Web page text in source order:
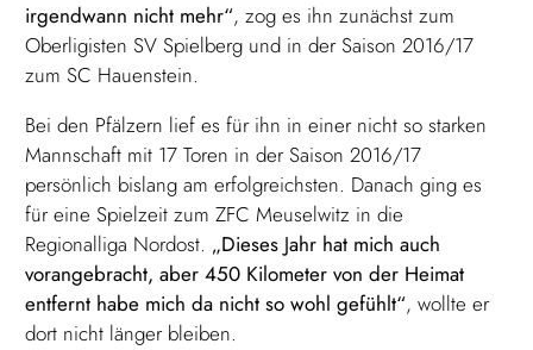
irgendwann nicht mehr“, zog es ihn zunächst zum
Oberligisten SV Spielberg und in der Saison 2016/17
zum SC Hauenstein.
Bei den Pfälzern lief es für ihn in einer nicht so starken
Mannschaft mit 17 Toren in der Saison 2016/17
persönlich bislang am erfolgreichsten. Danach ging es
für eine Spielzeit zum ZFC Meuselwitz in die
Regionalliga Nordost. „Dieses Jahr hat mich auch
vorangebracht, aber 450 Kilometer von der Heimat
entfernt habe mich da nicht so wohl gefühlt“, wollte er
dort nicht länger bleiben.